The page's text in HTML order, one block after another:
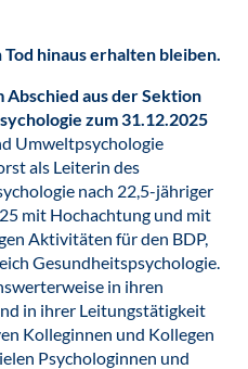
hinaus erhalten bleiben.
Abschied aus der Sektion
zum 31.12.2025
Umweltpsychologie
als Leiterin des
nach 22,5-jähriger
mit Hochachtung und mit
Aktivitäten für den BDP,
Gesundheitspsychologie.
in ihren
in ihrer Leitungstätigkeit
Kolleginnen und Kollegen
Psychologinnen und